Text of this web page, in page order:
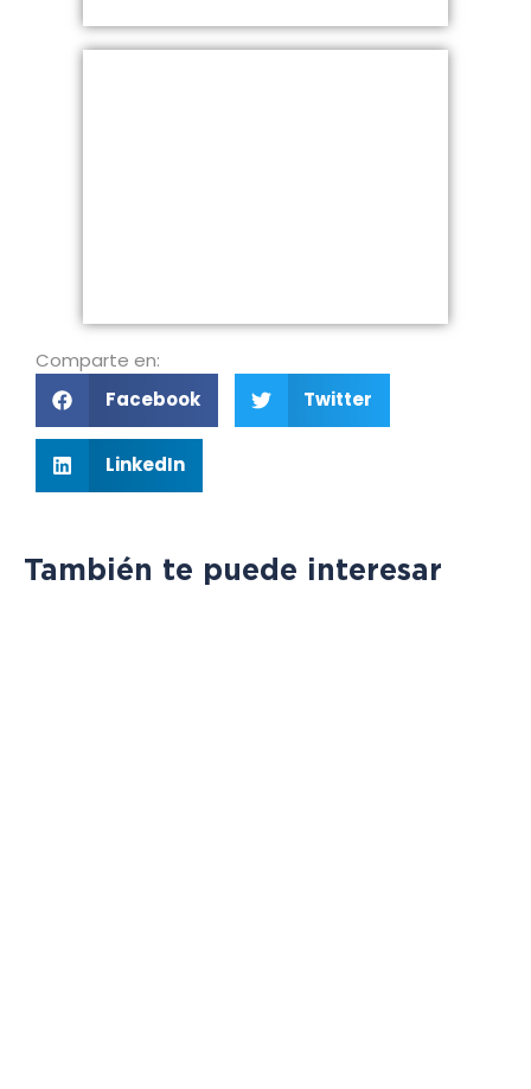
Comparte en:
Facebook
Twitter
LinkedIn
También te puede interesar